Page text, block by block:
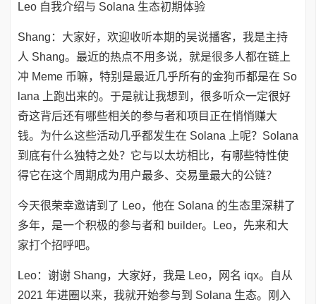
Leo 自我介绍与 Solana 生态初期体验
Shang：大家好，欢迎收听本期的吴说播客，我是主持
人 Shang。最近的热点不用多说，就是很多人都在链上
冲 Meme 币嘛，特别是最近几乎所有的金狗币都是在 So
lana 上跑出来的。于是就让我想到，很多听众一定很好
奇这背后还有哪些相关的参与者和项目正在悄悄赚大
钱。为什么这些活动几乎都发生在 Solana 上呢？Solana
到底有什么独特之处？它与以太坊相比，有哪些特性使
得它在这个周期成为用户最多、交易量最大的公链？
今天很荣幸邀请到了 Leo，他在 Solana 的生态里深耕了
多年，是一个积极的参与者和 builder。Leo，先来和大
家打个招呼吧。
Leo：谢谢 Shang，大家好，我是 Leo，网名 iqx。自从
2021 年进圈以来，我就开始参与到 Solana 生态。刚入